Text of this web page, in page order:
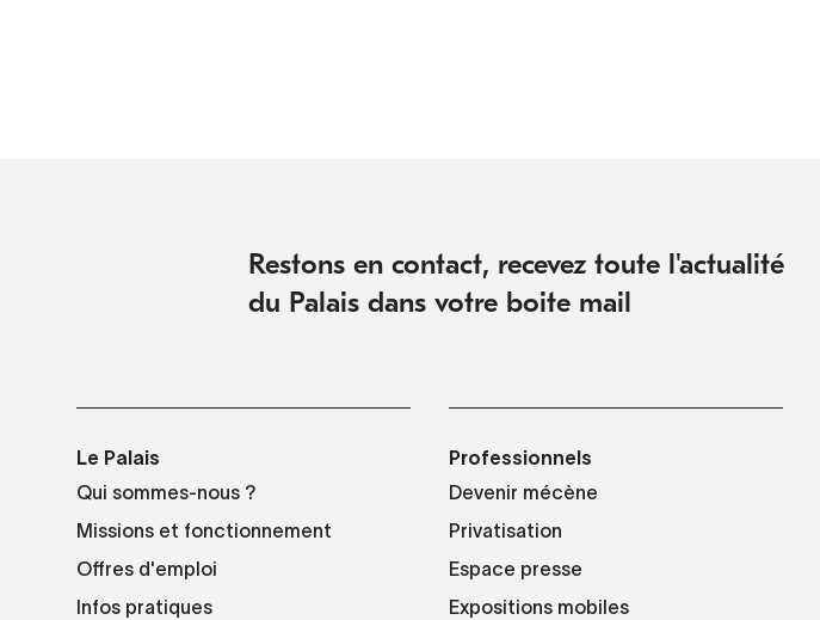
Restons en contact, recevez toute l'actualité
du Palais dans votre boite mail
Le Palais
Qui sommes-nous ?
Missions et fonctionnement
Offres d'emploi
Infos pratiques
Professionnels
Devenir mécène
Privatisation
Espace presse
Expositions mobiles